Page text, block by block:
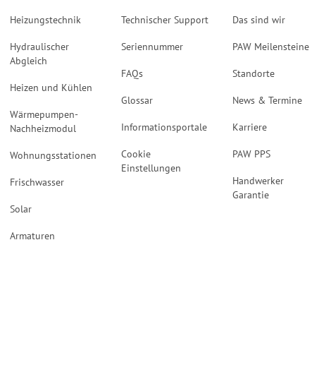
Heizungstechnik
Hydraulischer
Abgleich
Heizen und Kühlen
Wärmepumpen-
Nachheizmodul
Wohnungsstationen
Frischwasser
Solar
Armaturen
Technischer Support
Seriennummer
FAQs
Glossar
Informationsportale
Cookie
Einstellungen
Das sind wir
PAW Meilensteine
Standorte
News & Termine
Karriere
PAW PPS
Handwerker
Garantie